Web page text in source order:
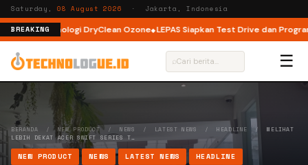
Saturday,08 August 2026 · Jakarta, Indonesia
BREAKING
Teknologi DryClean Ozone LEPAS Siapkan Test Drive dan Program
⌕ ☰
BERANDA / NEW PRODUCT/ NEWS / LATEST NEWS / HEADLINE /MELIHAT
LEBIH DEKAT ACER SWIFT SERIES T…
NEW PRODUCT NEWS LATEST NEWS HEADLINE